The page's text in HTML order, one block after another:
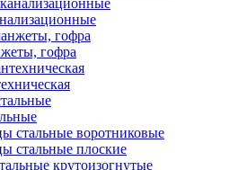
гофра
стальные воротниковые
стальные плоские